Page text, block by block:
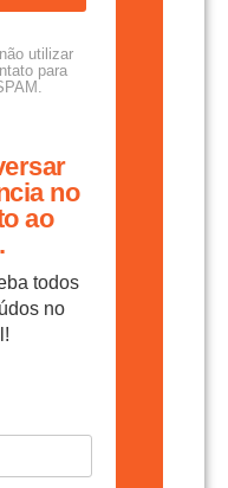
utilizar
para
no
ao
todos
no